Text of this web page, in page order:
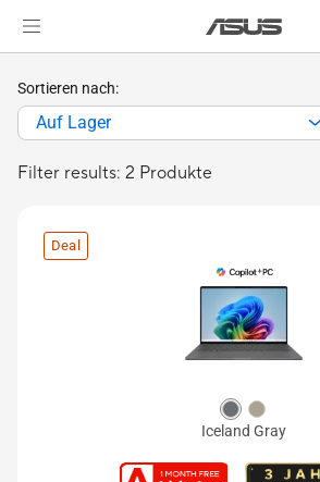
Filter results: 2 Produkte
Sortieren nach:
Auf Lager
Deal
Iceland Gray